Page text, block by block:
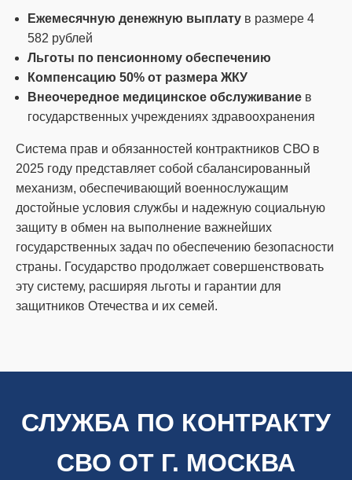
Ежемесячную денежную выплату в размере 4
582 рублей
Льготы по пенсионному обеспечению
Компенсацию 50% от размера ЖКУ
Внеочередное медицинское обслуживание в
государственных учреждениях здравоохранения
Система прав и обязанностей контрактников СВО в
2025 году представляет собой сбалансированный
механизм, обеспечивающий военнослужащим
достойные условия службы и надежную социальную
защиту в обмен на выполнение важнейших
государственных задач по обеспечению безопасности
страны. Государство продолжает совершенствовать
эту систему, расширяя льготы и гарантии для
защитников Отечества и их семей.
СЛУЖБА ПО КОНТРАКТУ
СВО ОТ Г. МОСКВА